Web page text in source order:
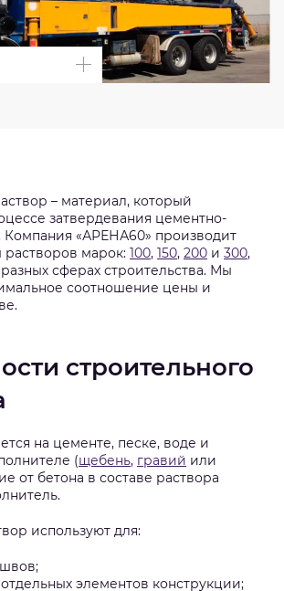
– материал, который
затвердевания цементно-
Компания «АРЕНА60» производит
марок: 100, 150, 200 и 300,
сферах строительства. Мы
соотношение цены и
строительного
на цементе, песке, воде и
(щебень, гравий или
от бетона в составе раствора
используют для:
элементов конструкции;